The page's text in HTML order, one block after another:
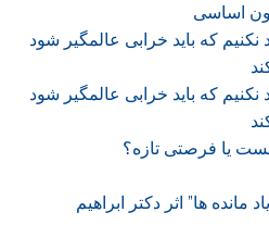
اساسی
نکنیم که باید خرابی عالمگیر شود
نکنیم که باید خرابی عالمگیر شود
بست یا فرصتی تازه؟
مانده ها” اثر دکتر ابراهیم